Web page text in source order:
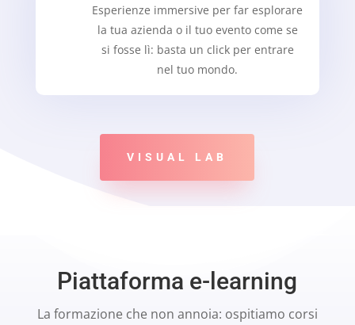
Esperienze immersive per far esplorare
la tua azienda o il tuo evento come se
si fosse lì: basta un click per entrare
nel tuo mondo.
VISUAL LAB
Piattaforma e-learning
La formazione che non annoia: ospitiamo corsi